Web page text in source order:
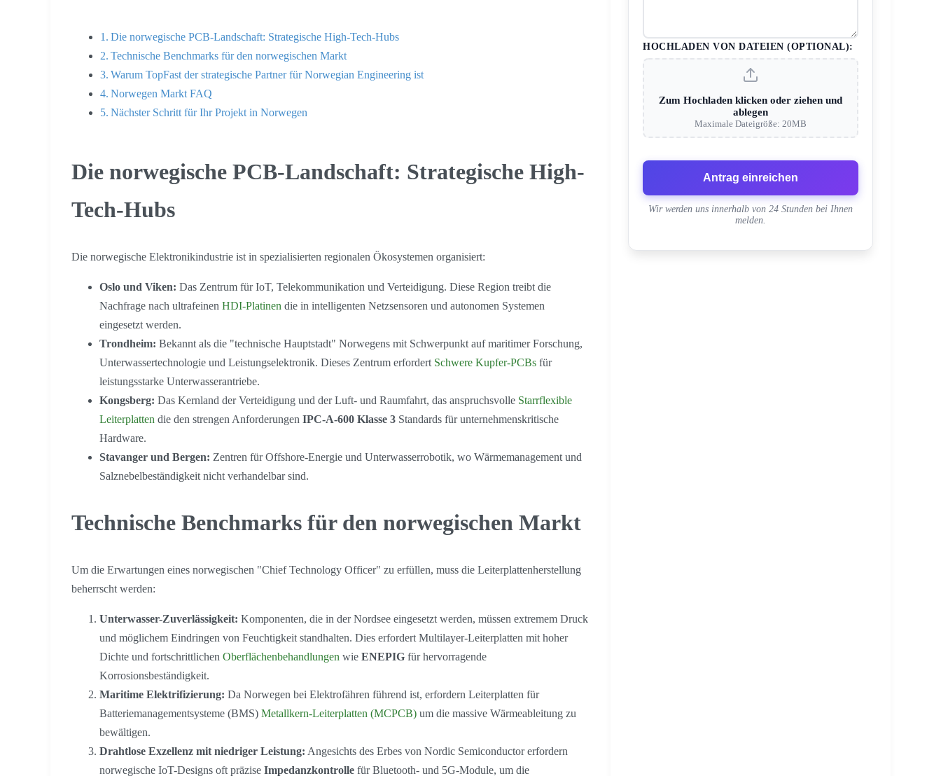
Die norwegische PCB-Landschaft: Strategische High-Tech-Hubs
Technische Benchmarks für den norwegischen Markt
Warum TopFast der strategische Partner für Norwegian Engineering ist
Norwegen Markt FAQ
Nächster Schritt für Ihr Projekt in Norwegen
Die norwegische PCB-Landschaft: Strategische High-
Tech-Hubs
Die norwegische Elektronikindustrie ist in spezialisierten regionalen Ökosystemen organisiert:
Oslo und Viken: Das Zentrum für IoT, Telekommunikation und Verteidigung. Diese Region treibt die
Nachfrage nach ultrafeinen HDI-Platinen die in intelligenten Netzsensoren und autonomen Systemen
eingesetzt werden.
Trondheim: Bekannt als die "technische Hauptstadt" Norwegens mit Schwerpunkt auf maritimer Forschung,
Unterwassertechnologie und Leistungselektronik. Dieses Zentrum erfordert Schwere Kupfer-PCBs für
leistungsstarke Unterwasserantriebe.
Kongsberg: Das Kernland der Verteidigung und der Luft- und Raumfahrt, das anspruchsvolle Starrflexible
Leiterplatten die den strengen Anforderungen IPC-A-600 Klasse 3 Standards für unternehmenskritische
Hardware.
Stavanger und Bergen: Zentren für Offshore-Energie und Unterwasserrobotik, wo Wärmemanagement und
Salznebelbeständigkeit nicht verhandelbar sind.
Technische Benchmarks für den norwegischen Markt
Um die Erwartungen eines norwegischen "Chief Technology Officer" zu erfüllen, muss die Leiterplattenherstellung
beherrscht werden:
Unterwasser-Zuverlässigkeit: Komponenten, die in der Nordsee eingesetzt werden, müssen extremem Druck
und möglichem Eindringen von Feuchtigkeit standhalten. Dies erfordert Multilayer-Leiterplatten mit hoher
Dichte und fortschrittlichen Oberflächenbehandlungen wie ENEPIG für hervorragende
Korrosionsbeständigkeit.
Maritime Elektrifizierung: Da Norwegen bei Elektrofähren führend ist, erfordern Leiterplatten für
Batteriemanagementsysteme (BMS) Metallkern-Leiterplatten (MCPCB) um die massive Wärmeableitung zu
bewältigen.
Drahtlose Exzellenz mit niedriger Leistung: Angesichts des Erbes von Nordic Semiconductor erfordern
norwegische IoT-Designs oft präzise Impedanzkontrolle für Bluetooth- und 5G-Module, um die
HOCHLADEN VON DATEIEN (OPTIONAL):
Zum Hochladen klicken oder ziehen und
ablegen
Maximale Dateigröße: 20MB
Antrag einreichen
Wir werden uns innerhalb von 24 Stunden bei Ihnen
melden.